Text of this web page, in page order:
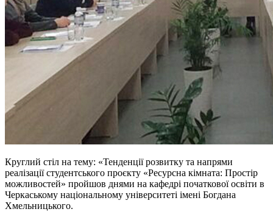
Круглий стіл на тему: «Тенденції розвитку та напрями
реалізації студентського проєкту «Ресурсна кімната: Простір
можливостей» пройшов днями на кафедрі початкової освіти в
Черкаському національному університеті імені Богдана
Хмельницького.